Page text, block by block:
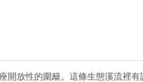
性的圍籬。這條生態溪流裡有